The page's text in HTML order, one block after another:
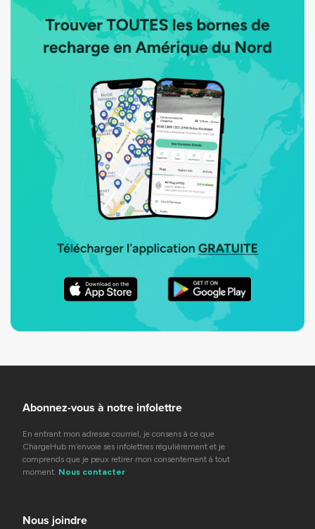
Abonnez-vous à notre infolettre
En entrant mon adresse courriel, je consens à ce que
ChargeHub m’envoie ses infolettres régulièrement et je
comprends que je peux retirer mon consentement à tout
moment. Nous contacter
Nous joindre